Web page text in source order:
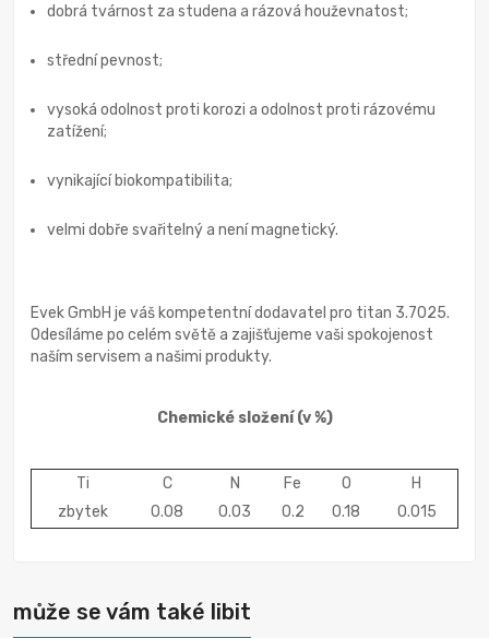
dobrá tvárnost za studena a rázová houževnatost;
střední pevnost;
vysoká odolnost proti korozi a odolnost proti rázovému
zatížení;
vynikající biokompatibilita;
velmi dobře svařitelný a není magnetický.
Evek GmbH je váš kompetentní dodavatel pro titan 3.7025.
Odesíláme po celém světě a zajišťujeme vaši spokojenost
naším servisem a našimi produkty.
Chemické složení(v %)
Ti C N Fe O
H
zbytek
0.08 0.03 0.2 0.18 0.015
může se vám také libit